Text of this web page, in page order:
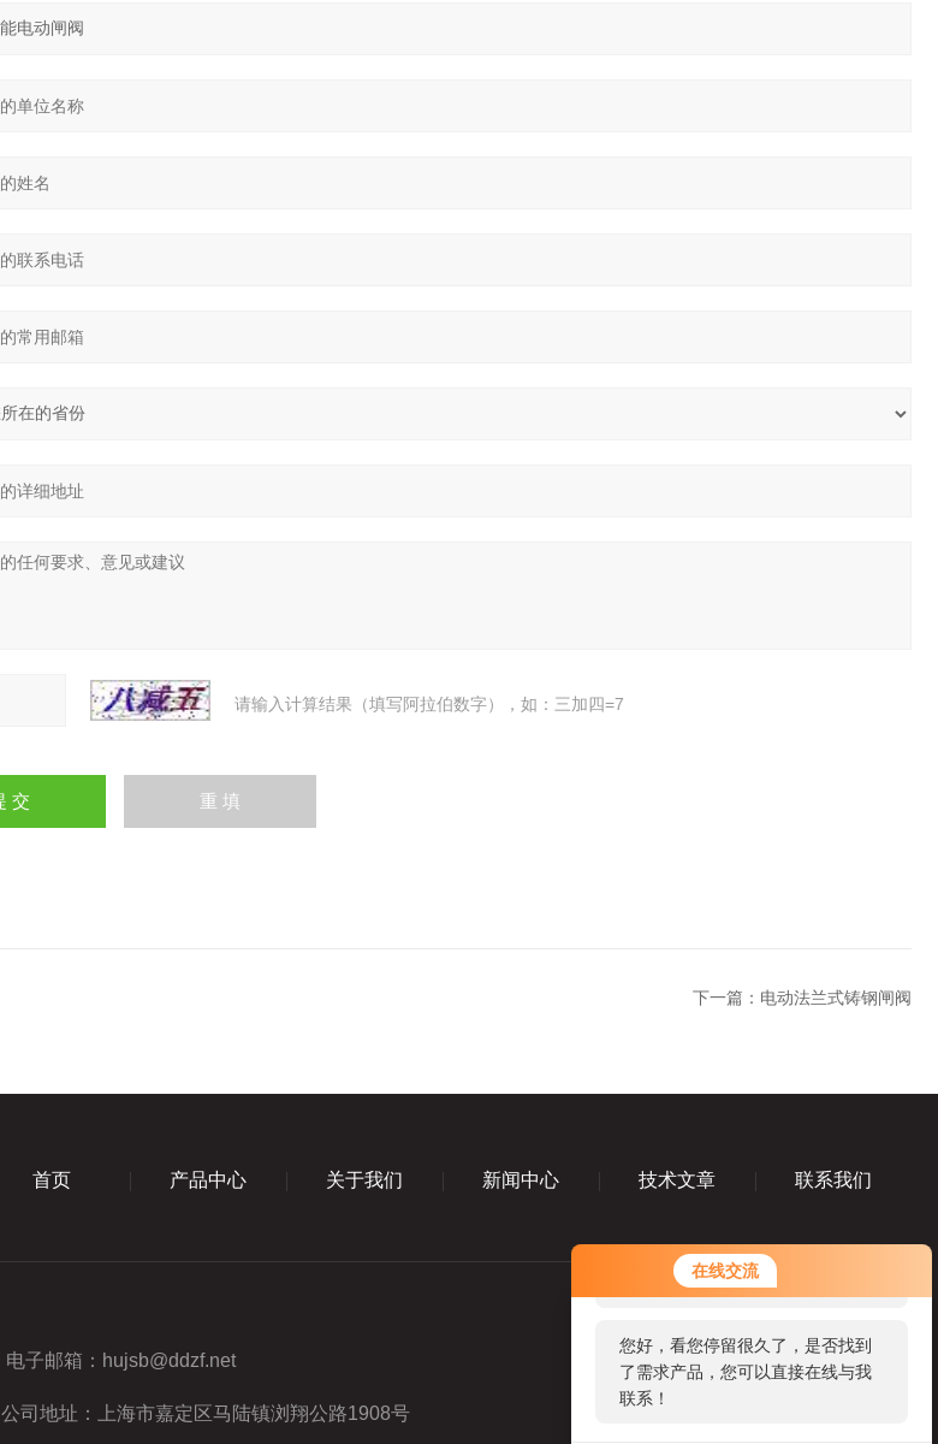
在线交流
您好！欢迎前来咨询，很高兴为您
服务，请问您要咨询什么问题呢？
您好，看您停留很久了，是否找到
了需求产品，您可以直接在线与我
联系！
请输入计算结果（填写阿拉伯数字），如：三加四=7
下一篇： 电动法兰式铸钢闸阀
首页 产品中心 关于我们 新闻中心 技术文章 联系我们
电子邮箱： hujsb@ddzf.net
公司地址：上海市嘉定区马陆镇浏翔公路1908号